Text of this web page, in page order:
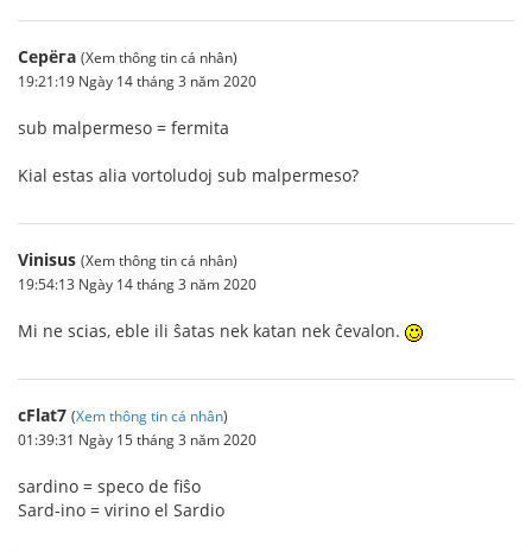
Серёга (Xem thông tin cá nhân)
19:21:19 Ngày 14 tháng 3 năm 2020
sub malpermeso = fermita
Kial estas alia vortoludoj sub malpermeso?
Vinisus (Xem thông tin cá nhân)
19:54:13 Ngày 14 tháng 3 năm 2020
Mi ne scias, eble ili ŝatas nek katan nek ĉevalon.
cFlat7 (Xem thông tin cá nhân)
01:39:31 Ngày 15 tháng 3 năm 2020
sardino = speco de fiŝo
Sard-ino = virino el Sardio